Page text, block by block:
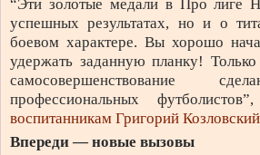
“Эти золотые медали в Про
успешных результатах, но и о
боевом характере. Вы хорошо
удержать заданную планку!
самосовершенствование
профессиональных
воспитанникам Григорий Козловский
Впереди — новые вызовы